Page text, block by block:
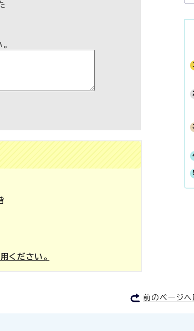
ください。
前のページへ